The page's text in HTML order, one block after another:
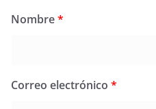
Nombre*
Correo electrónico *